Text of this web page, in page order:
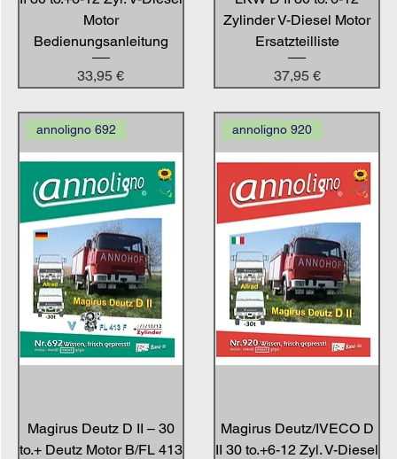
Motor
Bedienungsanleitung
Preis
33,95 €
Zylinder V-Diesel Motor
Ersatzteilliste
Preis
37,95 €
annoligno 692
Magirus Deutz D II – 30
to.+ Deutz Motor B/FL 413
annoligno 920
Magirus Deutz/IVECO D
II 30 to.+6-12 Zyl. V-Diesel